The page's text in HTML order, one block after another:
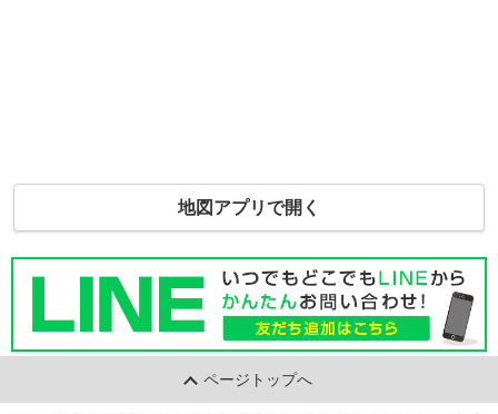
地図アプリで開く
ページトップへ